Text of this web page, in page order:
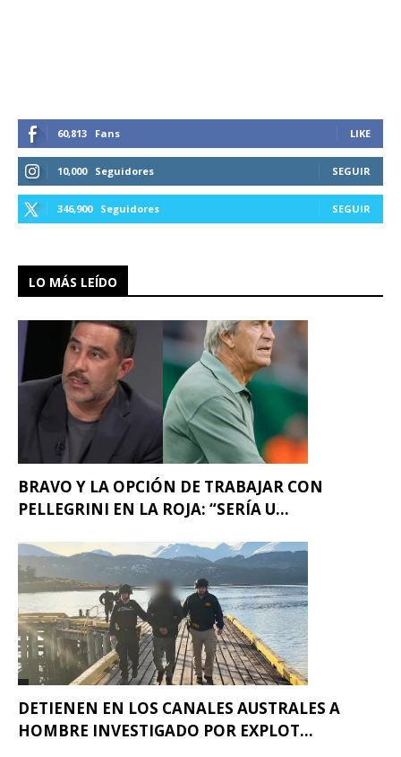
60,813 Fans LIKE
10,000 Seguidores SEGUIR
346,900 Seguidores SEGUIR
LO MÁS LEÍDO
BRAVO Y LA OPCIÓN DE TRABAJAR CON
PELLEGRINI EN LA ROJA: “SERÍA U...
DETIENEN EN LOS CANALES AUSTRALES A
HOMBRE INVESTIGADO POR EXPLOT...